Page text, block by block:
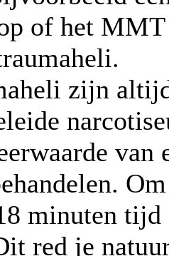
of het
zijn
van
minuten
red je